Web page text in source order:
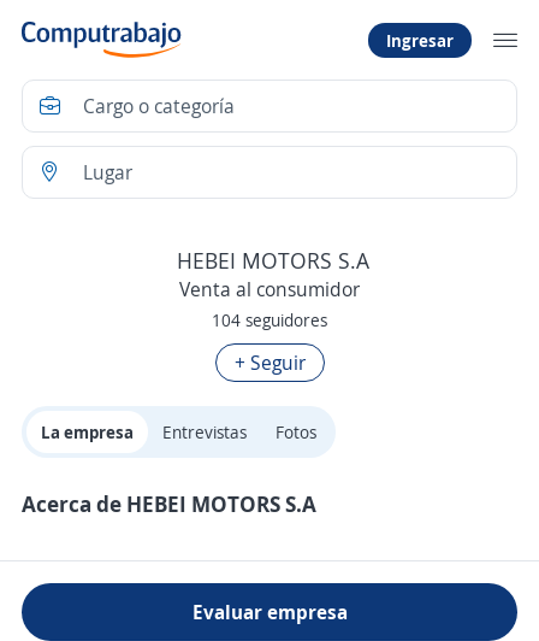
Ingresar
HEBEI MOTORS S.A
Venta al consumidor
104 seguidores
+ Seguir
La empresa Entrevistas Fotos
Acerca de HEBEI MOTORS S.A
Evaluar empresa